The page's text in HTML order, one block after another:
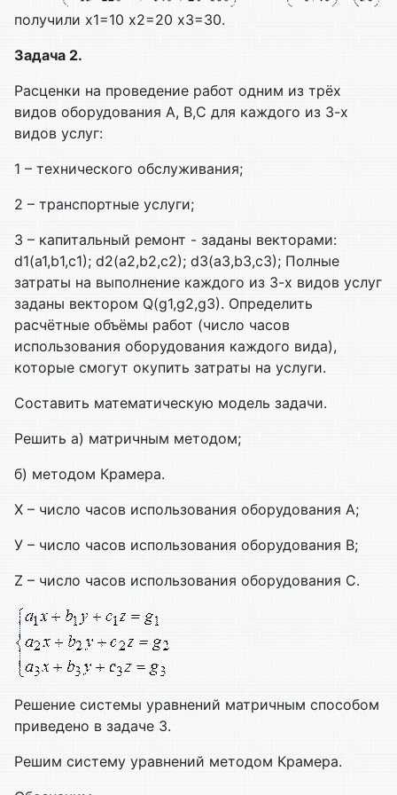
получили x1=10 х2=20 х3=30.
Задача 2.
Расценки на проведение работ одним из трёх
видов оборудования А, В,С для каждого из 3-х
видов услуг:
1 – технического обслуживания;
2 – транспортные услуги;
3 – капитальный ремонт - заданы векторами:
d1(a1,b1,c1); d2(a2,b2,c2); d3(a3,b3,c3); Полные
затраты на выполнение каждого из 3-х видов услуг
заданы вектором Q(g1,g2,g3). Определить
расчётные объёмы работ (число часов
использования оборудования каждого вида),
которые смогут окупить затраты на услуги.
Составить математическую модель задачи.
Решить а) матричным методом;
б) методом Крамера.
Х – число часов использования оборудования А;
У – число часов использования оборудования В;
Z – число часов использования оборудования С.
Решение системы уравнений матричным способом
приведено в задаче 3.
Решим систему уравнений методом Крамера.